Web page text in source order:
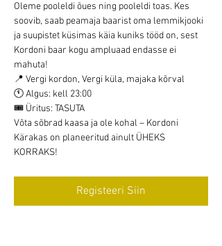
Oleme pooleldi õues ning pooleldi toas. Kes
soovib, saab peamaja baarist oma lemmikjooki
ja suupistet küsimas käia kuniks tööd on, sest
Kordoni baar kogu ampluaad endasse ei
mahuta!
📍 Vergi kordon, Vergi küla, majaka kõrval
🕚 Algus: kell 23:00
🎟 Üritus: TASUTA
Võta sõbrad kaasa ja ole kohal – Kordoni
Kärakas on planeeritud ainult ÜHEKS
KORRAKS!
Registeeri Siin